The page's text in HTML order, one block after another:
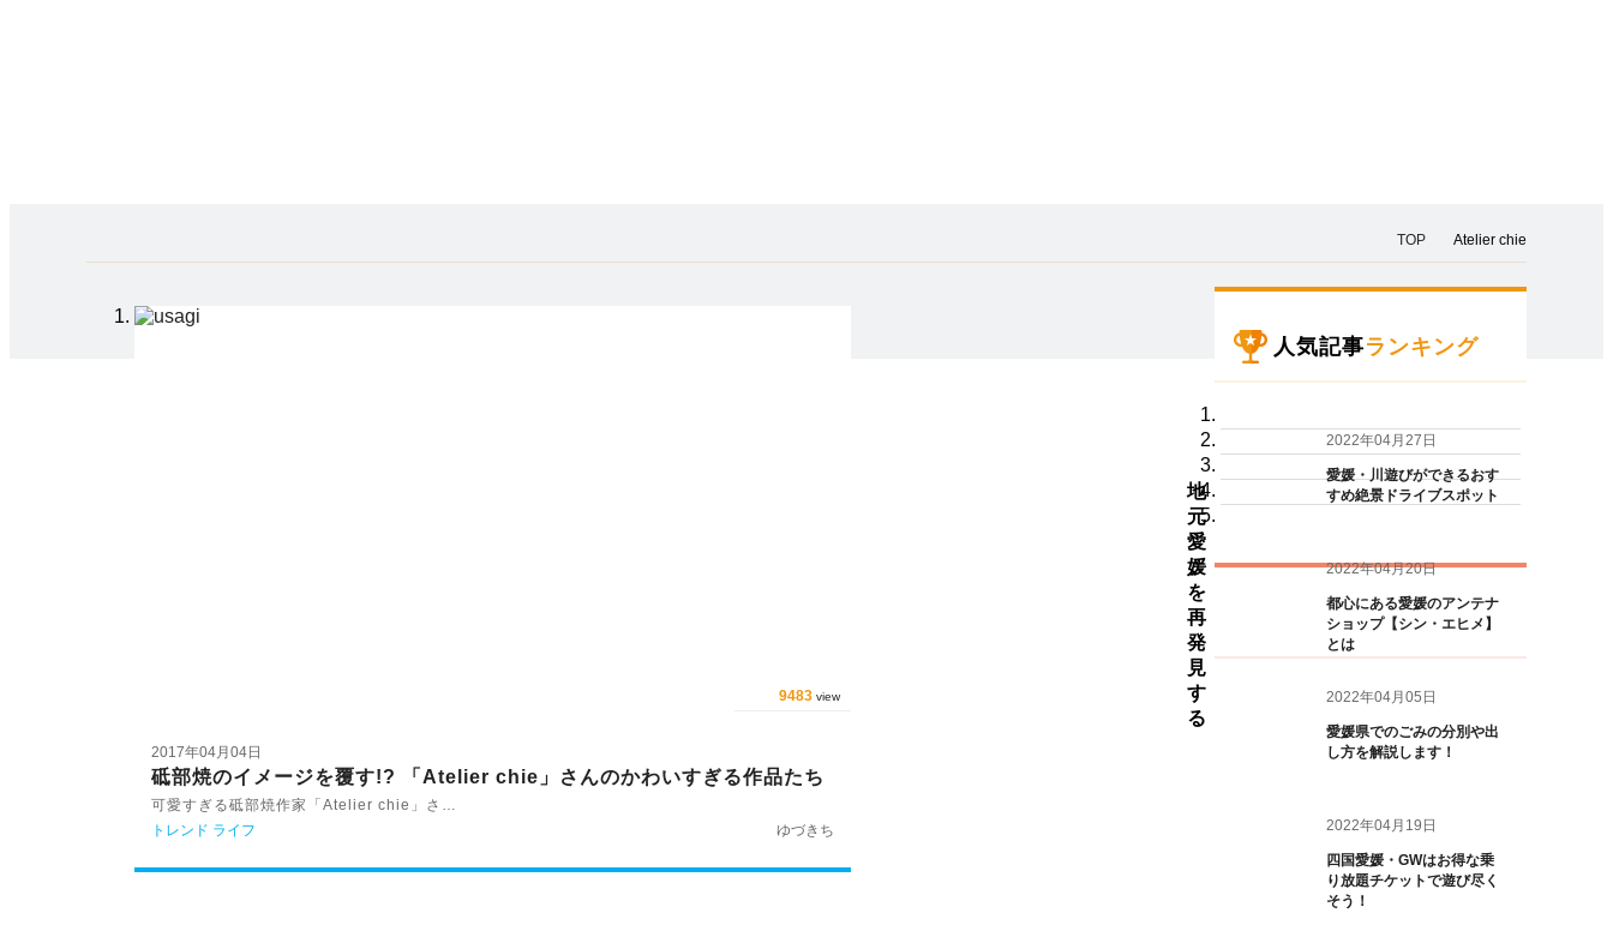
TOP Atelier chie
9483 view
2017年04月04日
砥部焼のイメージを覆す!? 「Atelier chie」さんのかわいすぎる作品たち
可愛すぎる砥部焼作家「Atelier chie」さ…
トレンド ライフ ゆづきち
人気記事ランキング
2022年04月27日
愛媛・川遊びができるおす
すめ絶景ドライブスポット
2022年04月20日
都心にある愛媛のアンテナ
ショップ【シン・エヒメ】
とは
2022年04月05日
愛媛県でのごみの分別や出
し方を解説します！
2022年04月19日
四国愛媛・GWはお得な乗
り放題チケットで遊び尽く
そう！
地
元
愛
媛
を
再
発
見
す
る